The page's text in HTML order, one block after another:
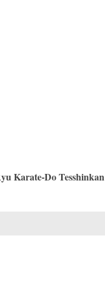
Karate-Do Tesshinkan